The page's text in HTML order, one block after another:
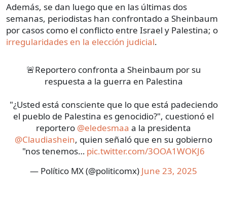
Además, se dan luego que en las últimas dos
semanas, periodistas han confrontado a Sheinbaum
por casos como el conflicto entre Israel y Palestina; o
irregularidades en la elección judicial.
🚨Reportero confronta a Sheinbaum por su
respuesta a la guerra en Palestina
"¿Usted está consciente que lo que está padeciendo
el pueblo de Palestina es genocidio?", cuestionó el
reportero @eledesmaa a la presidenta
@Claudiashein, quien señaló que en su gobierno
"nos tenemos… pic.twitter.com/3OOA1WOKJ6
— Político MX (@politicomx) June 23, 2025